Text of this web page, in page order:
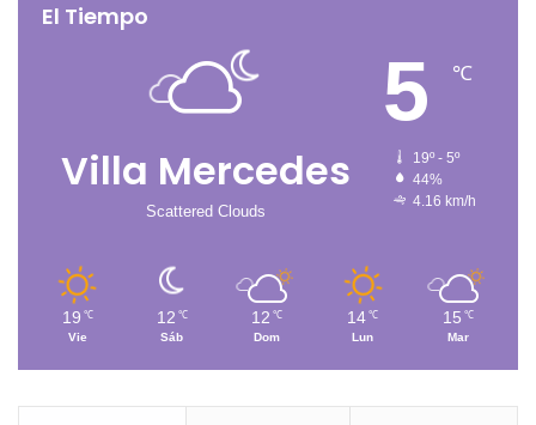
El Tiempo
Villa Mercedes
Scattered Clouds
5 ℃
19º - 5º
44%
4.16 km/h
19 ℃
Vie
12 ℃
Sáb
12 ℃
Dom
14 ℃
Lun
15 ℃
Mar